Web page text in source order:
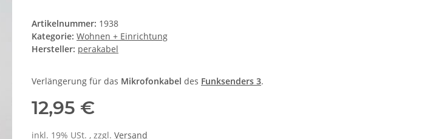
Artikelnummer: 1938
Kategorie: Wohnen + Einrichtung
Hersteller: perakabel
Verlängerung für das Mikrofonkabel des Funksenders 3.
12,95 €
inkl. 19% USt. , zzgl. Versand